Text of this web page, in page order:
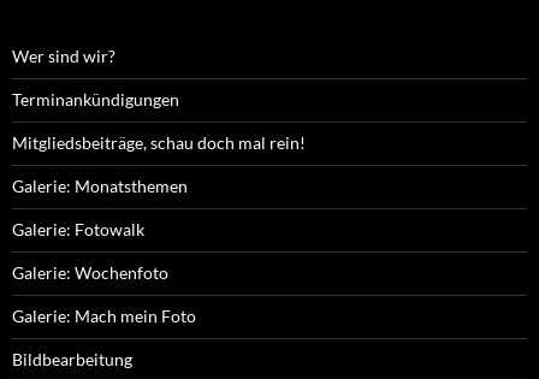
Wer sind wir?
Terminankündigungen
Mitgliedsbeiträge, schau doch mal rein!
Galerie: Monatsthemen
Galerie: Fotowalk
Galerie: Wochenfoto
Galerie: Mach mein Foto
Bildbearbeitung